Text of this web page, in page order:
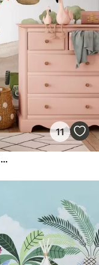
11
Akvarellteckning med djur, ballonger, flygplan och bil